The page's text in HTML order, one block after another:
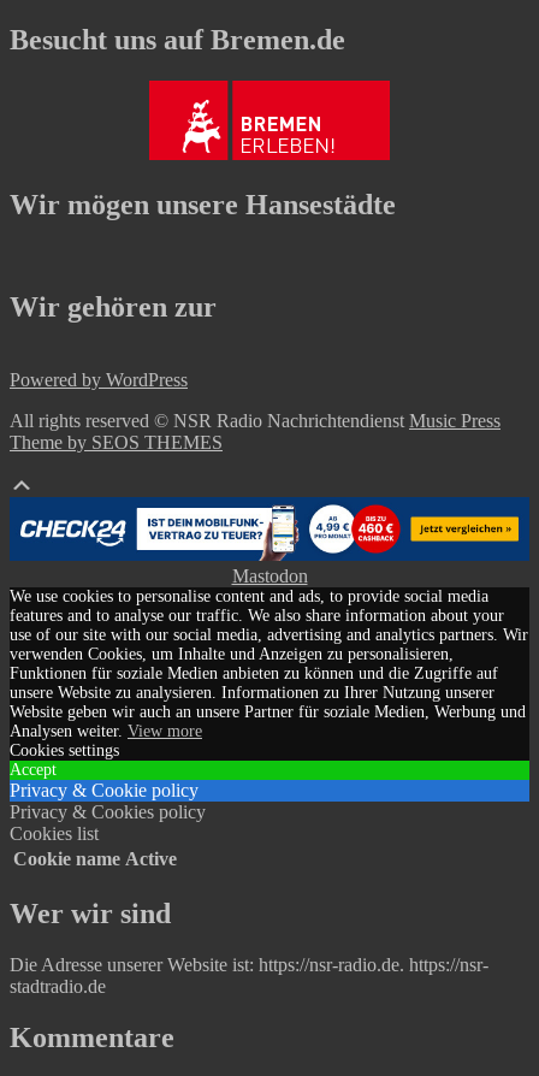
Besucht uns auf Bremen.de
Wir mögen unsere Hansestädte
Wir gehören zur
Powered by WordPress
All rights reserved © NSR Radio Nachrichtendienst Music Press
Theme by SEOS THEMES
Mastodon
We use cookies to personalise content and ads, to provide social media
features and to analyse our traffic. We also share information about your
use of our site with our social media, advertising and analytics partners. Wir
verwenden Cookies, um Inhalte und Anzeigen zu personalisieren,
Funktionen für soziale Medien anbieten zu können und die Zugriffe auf
unsere Website zu analysieren. Informationen zu Ihrer Nutzung unserer
Website geben wir auch an unsere Partner für soziale Medien, Werbung und
Analysen weiter. View more
Cookies settings
Accept
Privacy & Cookie policy
Privacy & Cookies policy
Cookies list
Cookie name Active
Wer wir sind
Die Adresse unserer Website ist: https://nsr-radio.de. https://nsr-
stadtradio.de
Kommentare